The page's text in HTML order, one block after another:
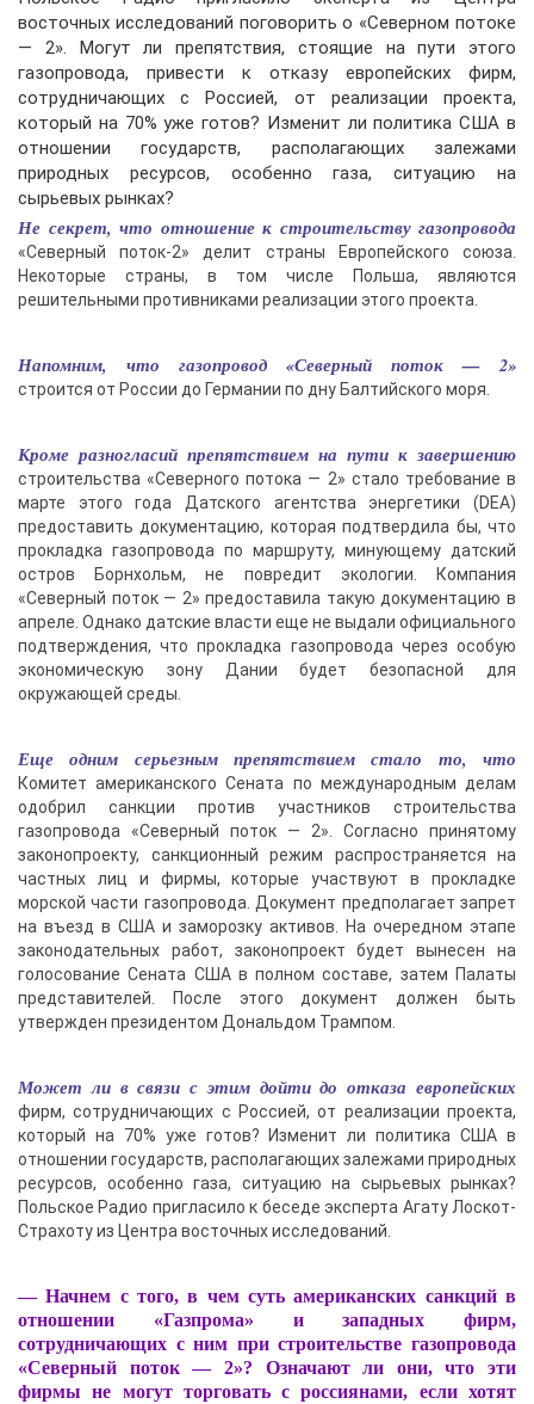
восточных исследований поговорить о «Северном потоке
— 2». Могут ли препятствия, стоящие на пути этого
газопровода, привести к отказу европейских фирм,
сотрудничающих с Россией, от реализации проекта,
который на 70% уже готов? Изменит ли политика США в
отношении государств, располагающих залежами
природных ресурсов, особенно газа, ситуацию на
сырьевых рынках?
Не секрет, что отношение к строительству газопровода
«Северный поток-2» делит страны Европейского союза.
Некоторые страны, в том числе Польша, являются
решительными противниками реализации этого проекта.
Напомним, что газопровод «Северный поток — 2»
строится от России до Германии по дну Балтийского моря.
Кроме разногласий препятствием на пути к завершению
строительства «Северного потока — 2» стало требование в
марте этого года Датского агентства энергетики (DEA)
предоставить документацию, которая подтвердила бы, что
прокладка газопровода по маршруту, минующему датский
остров Борнхольм, не повредит экологии. Компания
«Северный поток — 2» предоставила такую документацию в
апреле. Однако датские власти еще не выдали официального
подтверждения, что прокладка газопровода через особую
экономическую зону Дании будет безопасной для
окружающей среды.
Еще одним серьезным препятствием стало то, что
Комитет американского Сената по международным делам
одобрил санкции против участников строительства
газопровода «Северный поток — 2». Согласно принятому
законопроекту, санкционный режим распространяется на
частных лиц и фирмы, которые участвуют в прокладке
морской части газопровода. Документ предполагает запрет
на въезд в США и заморозку активов. На очередном этапе
законодательных работ, законопроект будет вынесен на
голосование Сената США в полном составе, затем Палаты
представителей. После этого документ должен быть
утвержден президентом Дональдом Трампом.
Может ли в связи с этим дойти до отказа европейских
фирм, сотрудничающих с Россией, от реализации проекта,
который на 70% уже готов? Изменит ли политика США в
отношении государств, располагающих залежами природных
ресурсов, особенно газа, ситуацию на сырьевых рынках?
Польское Радио пригласило к беседе эксперта Агату Лоскот-
Страхоту из Центра восточных исследований.
— Начнем с того, в чем суть американских санкций в
отношении «Газпрома» и западных фирм,
сотрудничающих с ним при строительстве газопровода
«Северный поток — 2»? Означают ли они, что эти
фирмы не могут торговать с россиянами, если хотят